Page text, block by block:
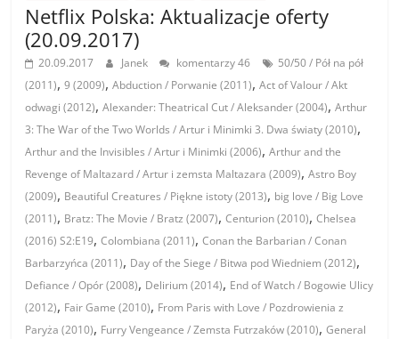
Netflix Polska: Aktualizacje oferty
(20.09.2017)
20.09.2017 Janek komentarzy 46
50/50 / Pół na pół
(2011),9 (2009),Abduction / Porwanie (2011),Act of Valour / Akt
odwagi (2012),Alexander: Theatrical Cut / Aleksander (2004),Arthur
3: The War of the Two Worlds / Artur i Minimki 3. Dwa światy (2010),
Arthur and the Invisibles / Artur i Minimki (2006),Arthur and the
Revenge of Maltazard / Artur i zemsta Maltazara (2009),Astro Boy
(2009), Beautiful Creatures / Piękne istoty (2013), big love / Big Love
(2011), Bratz: The Movie / Bratz (2007),Centurion (2010),Chelsea
(2016) S2:E19,Colombiana (2011),Conan the Barbarian / Conan
Barbarzyńca (2011), Day of the Siege / Bitwa pod Wiedniem (2012),
Defiance / Opór (2008), Delirium (2014), End of Watch / Bogowie Ulicy
(2012), Fair Game (2010), From Paris with Love / Pozdrowienia z
Paryża (2010), Furry Vengeance / Zemsta Futrzaków (2010),General